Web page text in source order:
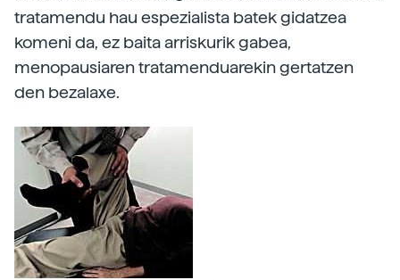
tratamendu hau espezialista batek gidatzea
komeni da, ez baita arriskurik gabea,
menopausiaren tratamenduarekin gertatzen
den bezalaxe.